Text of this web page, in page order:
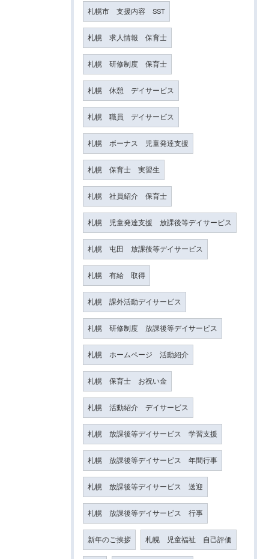
札幌市 支援内容 SST
札幌 求人情報 保育士
札幌 研修制度 保育士
札幌 休憩 デイサービス
札幌 職員 デイサービス
札幌 ボーナス 児童発達支援
札幌 保育士 実習生
札幌 社員紹介 保育士
札幌 児童発達支援 放課後等デイサービス
札幌 屯田 放課後等デイサービス
札幌 有給 取得
札幌 課外活動デイサービス
札幌 研修制度 放課後等デイサービス
札幌 ホームページ 活動紹介
札幌 保育士 お祝い金
札幌 活動紹介 デイサービス
札幌 放課後等デイサービス 学習支援
札幌 放課後等デイサービス 年間行事
札幌 放課後等デイサービス 送迎
札幌 放課後等デイサービス 行事
新年のご挨拶 札幌 児童福祉 自己評価